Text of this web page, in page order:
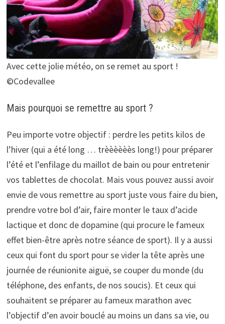
Avec cette jolie météo, on se remet au sport !
©Codevallee
Mais pourquoi se remettre au sport ?
Peu importe votre objectif : perdre les petits kilos de
l’hiver (qui a été long … trèèèèèès long!) pour préparer
l’été et l’enfilage du maillot de bain ou pour entretenir
vos tablettes de chocolat. Mais vous pouvez aussi avoir
envie de vous remettre au sport juste vous faire du bien,
prendre votre bol d’air, faire monter le taux d’acide
lactique et donc de dopamine (qui procure le fameux
effet bien-être après notre séance de sport). Il y a aussi
ceux qui font du sport pour se vider la tête après une
journée de réunionite aiguë, se couper du monde (du
téléphone, des enfants, de nos soucis). Et ceux qui
souhaitent se préparer au fameux marathon avec
l’objectif d’en avoir bouclé au moins un dans sa vie, ou